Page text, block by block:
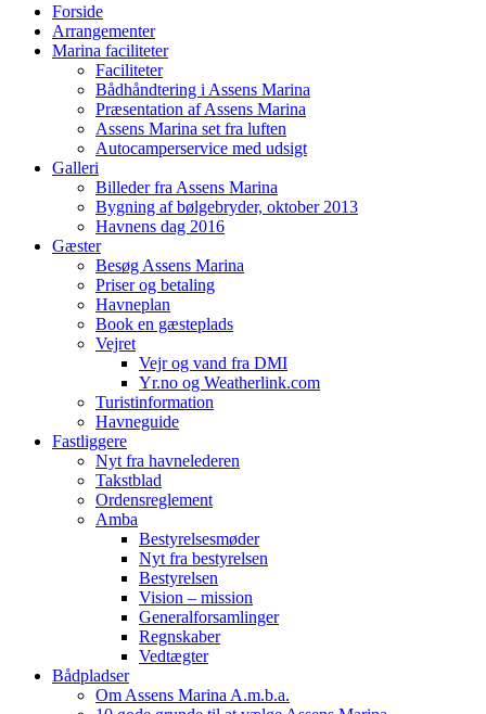
Forside
Arrangementer
Marina faciliteter
Faciliteter
Bådhåndtering i Assens Marina
Præsentation af Assens Marina
Assens Marina set fra luften
Autocamperservice med udsigt
Galleri
Billeder fra Assens Marina
Bygning af bølgebryder, oktober 2013
Havnens dag 2016
Gæster
Besøg Assens Marina
Priser og betaling
Havneplan
Book en gæsteplads
Vejret
Vejr og vand fra DMI
Yr.no og Weatherlink.com
Turistinformation
Havneguide
Fastliggere
Nyt fra havnelederen
Takstblad
Ordensreglement
Amba
Bestyrelsesmøder
Nyt fra bestyrelsen
Bestyrelsen
Vision – mission
Generalforsamlinger
Regnskaber
Vedtægter
Bådpladser
Om Assens Marina A.m.b.a.